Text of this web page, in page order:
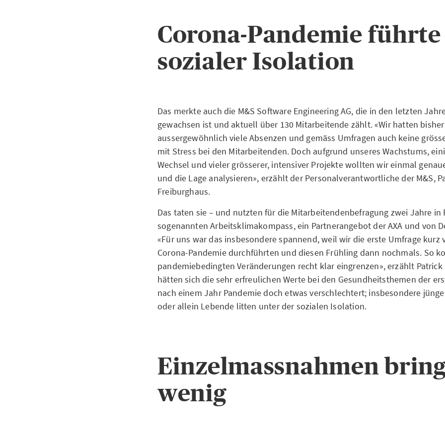
Corona-Pandemie führte
sozialer Isolation
Das merkte auch die M&S Software Engineering AG, die in den letzten
gewachsen ist und aktuell über 130 Mitarbeitende zählt. «Wir hatten
aussergewöhnlich viele Absenzen und gemäss Umfragen auch keine
mit Stress bei den Mitarbeitenden. Doch aufgrund unseres Wachstums,
Wechsel und vieler grösserer, intensiver Projekte wollten wir einmal
und die Lage analysieren», erzählt der Personalverantwortliche der M&S,
Freiburghaus.
Das taten sie – und nutzten für die Mitarbeitendenbefragung zwei Jahre in
sogenannten Arbeitsklimakompass, ein Partnerangebot der AXA und von
«Für uns war das insbesondere spannend, weil wir die erste Umfrage kurz
Corona-Pandemie durchführten und diesen Frühling dann nochmals. So
pandemiebedingten Veränderungen recht klar eingrenzen», erzählt Patrick
hätten sich die sehr erfreulichen Werte bei den Gesundheitsthemen der
nach einem Jahr Pandemie doch etwas verschlechtert; insbesondere
oder allein Lebende litten unter der sozialen Isolation.
Einzelmassnahmen
wenig